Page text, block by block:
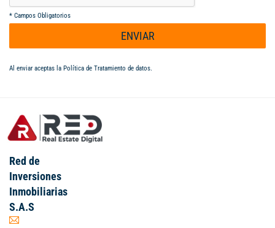
* Campos Obligatorios
ENVIAR
Al enviar aceptas la Política de Tratamiento de datos.
Red de
Inversiones
Inmobiliarias
S.A.S